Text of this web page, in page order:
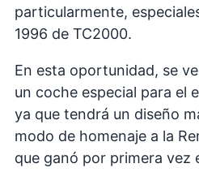
particularmente,
1996 de TC2000.
En esta oportunidad, se
un coche especial para el
ya que tendrá un diseño
modo de homenaje a la
que ganó por primera vez